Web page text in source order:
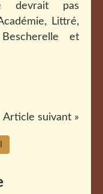
devrait pas
Littré,
et
Article suivant »